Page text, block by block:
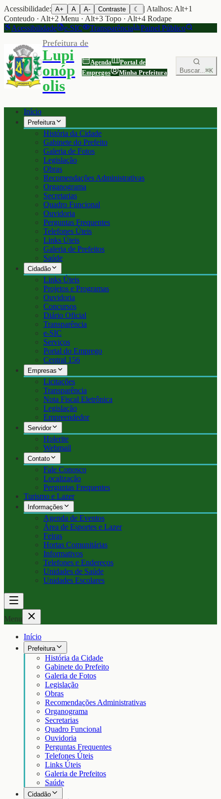
Acessibilidade: A+ A A- Contraste ☾
| Atalhos: Alt+1
Conteudo · Alt+2 Menu · Alt+3 Topo · Alt+4 Rodape
Acessibilidade
e-SIC Transparência Painel Público
Prefeitura de
Lupi
onóp
olis
Agenda
Portal de
Empregos
Minha Prefeitura Buscar...⌘K
Início
Prefeitura
História da Cidade
Gabinete do Prefeito
Galeria de Fotos
Legislação
Obras
Recomendações Administrativas
Organograma
Secretarias
Quadro Funcional
Ouvidoria
Perguntas Frequentes
Telefones Úteis
Links Úteis
Galeria de Prefeitos
Saúde
Cidadão
Links Úteis
Projetos e Programas
Ouvidoria
Concursos
Diário Oficial
Transparência
e-SIC
Serviços
Portal do Emprego
Central 156
Empresas
Licitações
Transparência
Nota Fiscal Eletrônica
Legislação
Empreendedor
Servidor
Holerite
Webmail
Contato
Fale Conosco
Localização
Perguntas Frequentes
Turismo e Lazer
Informações
Agenda de Eventos
Área de Esportes e Lazer
Feiras
Hortas Comunitárias
Informativos
Telefones e Endereços
Unidades de Saúde
Unidades Escolares
Menu
Início
Prefeitura
História da Cidade
Gabinete do Prefeito
Galeria de Fotos
Legislação
Obras
Recomendações Administrativas
Organograma
Secretarias
Quadro Funcional
Ouvidoria
Perguntas Frequentes
Telefones Úteis
Links Úteis
Galeria de Prefeitos
Saúde
Cidadão